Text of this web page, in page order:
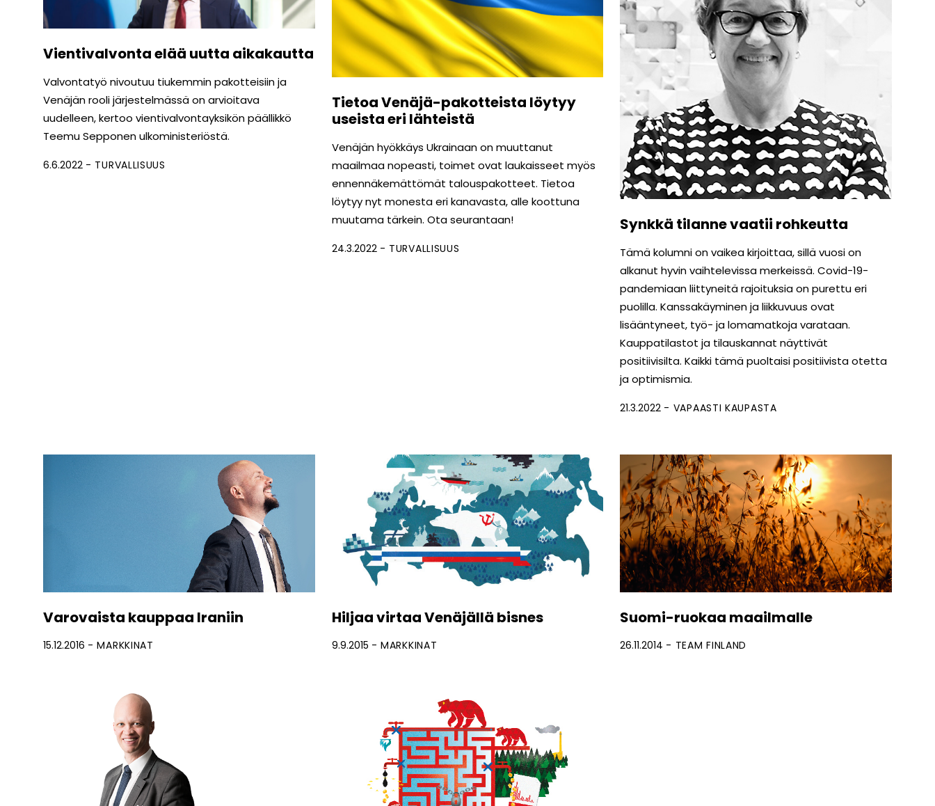
Vientivalvonta elää uutta aikakautta
Valvontatyö nivoutuu tiukemmin pakotteisiin ja
Venäjän rooli järjestelmässä on arvioitava
uudelleen, kertoo vienti­valvontayksikön päällikkö
Teemu Sepponen ulkoministeriöstä.
6.6.2022 TURVALLISUUS
Tietoa Venäjä-pakotteista löytyy
useista eri lähteistä
Venäjän hyökkäys Ukrainaan on muuttanut
maailmaa nopeasti, toimet ovat laukaisseet myös
ennennäkemättömät talouspakotteet. Tietoa
löytyy nyt monesta eri kanavasta, alle koottuna
muutama tärkein. Ota seurantaan!
24.3.2022 TURVALLISUUS
Synkkä tilanne vaatii rohkeutta
Tämä kolumni on vaikea kirjoittaa, sillä vuosi on
alkanut hyvin vaihtelevissa merkeissä. Covid-19-
pandemiaan liittyneitä rajoituksia on purettu eri
puolilla. Kanssakäyminen ja liikkuvuus ovat
lisääntyneet, työ- ja lomamatkoja varataan.
Kauppatilastot ja tilauskannat näyttivät
positiivisilta. Kaikki tämä puoltaisi positiivista otetta
ja optimismia.
21.3.2022 VAPAASTI KAUPASTA
Varovaista kauppaa Iraniin
15.12.2016 MARKKINAT
Hiljaa virtaa Venäjällä bisnes
9.9.2015 MARKKINAT
Suomi-ruokaa maailmalle
26.11.2014 TEAM FINLAND